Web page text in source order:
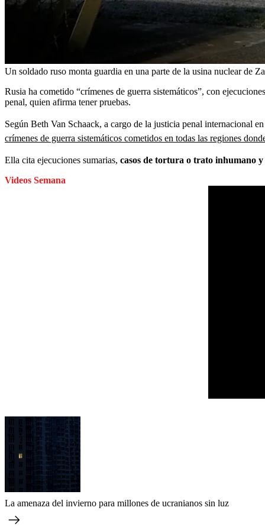
Un soldado ruso monta guardia en una parte de la usina nuclear de
Rusia ha cometido “crímenes de guerra sistemáticos”, con
penal, quien afirma tener pruebas.
Según Beth Van Schaack, a cargo de la justicia penal internacional
crímenes de guerra sistemáticos cometidos en todas las regiones
Ella cita ejecuciones sumarias, casos de tortura o trato inhumano
Videos Semana
La amenaza del invierno para millones de ucranianos sin luz